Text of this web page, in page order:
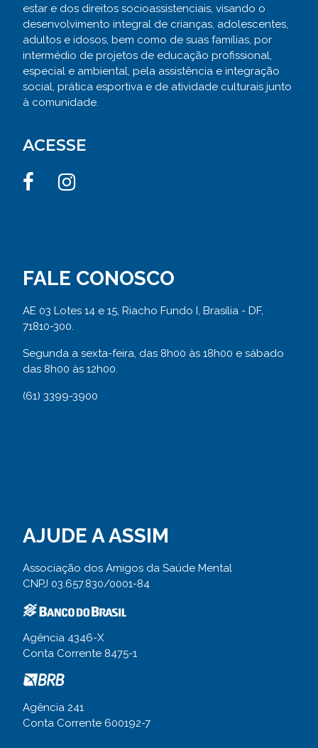
estar e dos direitos socioassistenciais, visando o
desenvolvimento integral de crianças, adolescentes,
adultos e idosos, bem como de suas famílias, por
intermédio de projetos de educação profissional,
especial e ambiental, pela assistência e integração
social, prática esportiva e de atividade culturais junto
à comunidade.
ACESSE
FALE CONOSCO
AE 03 Lotes 14 e 15, Riacho Fundo I, Brasília - DF,
71810-300.
Segunda a sexta-feira, das 8h00 às 18h00 e sábado
das 8h00 às 12h00.
(61) 3399-3900
AJUDE A ASSIM
Associação dos Amigos da Saúde Mental
CNPJ 03.657.830/0001-84
Agência 4346-X
Conta Corrente 8475-1
Agência 241
Conta Corrente 600192-7